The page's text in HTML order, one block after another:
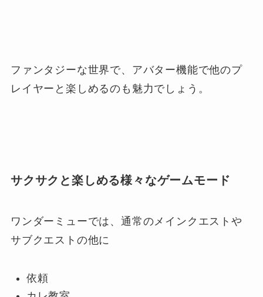
ファンタジーな世界で、アバター機能で他のプ
レイヤーと楽しめるのも魅力でしょう。
サクサクと楽しめる様々なゲームモード
ワンダーミューでは、通常のメインクエストや
サブクエストの他に
依頼